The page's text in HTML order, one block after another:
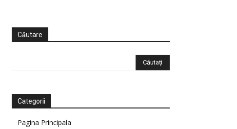
Căutare
Categorii
Pagina Principala